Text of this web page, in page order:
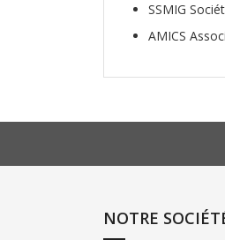
SSMIG
AMICS
NOTRE